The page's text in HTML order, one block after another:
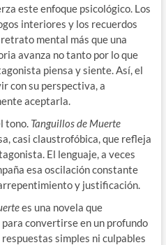
este enfoque psicológico. Los
interiores y los recuerdos
mental más que una
avanza no tanto por lo que
piensa y siente. Así, el
con su perspectiva, a
aceptarla.
tono. Tanguillos de Muerte
casi claustrofóbica, que refleja
El lenguaje, a veces
esa oscilación constante
y justificación.
es una novela que
convertirse en un profundo
simples ni culpables